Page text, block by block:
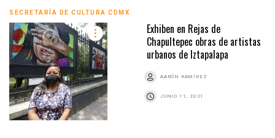
SECRETARÍA DE CULTURA CDMX
Exhiben en Rejas de
Chapultepec obras de artistas
urbanos de Iztapalapa
AARÓN RAMÍREZ
JUNIO 11, 2021